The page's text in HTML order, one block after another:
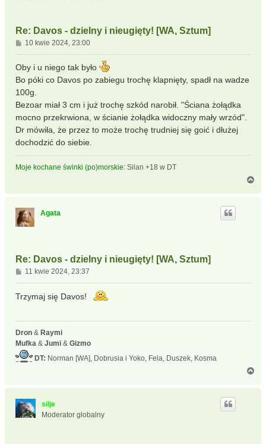
Re: Davos - dzielny i nieugięty! [WA, Sztum]
P
o
s
10 kwie 2024, 23:00
Oby i u niego tak było
Bo póki co Davos po zabiegu trochę klapnięty, spadł na wadze
100g.
Bezoar miał 3 cm i już trochę szkód narobił. "Ściana żołądka
mocno przekrwiona, w ścianie żołądka widoczny mały wrzód".
Dr mówiła, że przez to może trochę trudniej się goić i dłużej
dochodzić do siebie.
Moje kochane świnki (po)morskie: Silan +18 w DT
Agata
Re: Davos - dzielny i nieugięty! [WA, Sztum]
P
o
11 kwie 2024, 23:37
Trzymaj się Davos!
Dron & Raymi
Mufka & Jumi & Gizmo
DT: Norman [WA], Dobrusia i Yoko, Fela, Duszek, Kosma
g
silje
Moderator globalny